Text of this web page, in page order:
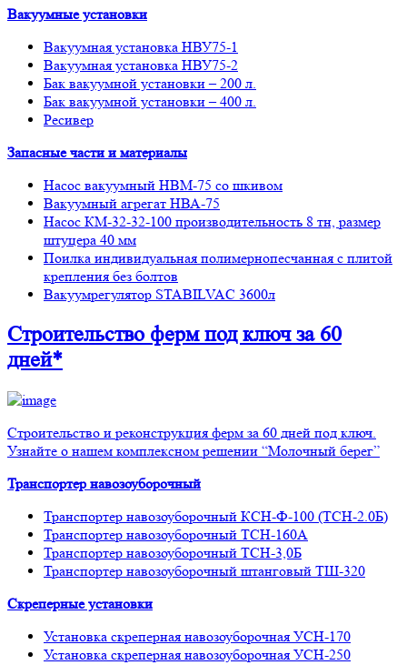
Вакуумные установки
Вакуумная установка НВУ75-1
Вакуумная установка НВУ75-2
Бак вакуумной установки – 200 л.
Бак вакуумной установки – 400 л.
Ресивер
Запасные части и материалы
Насос вакуумный НВМ-75 со шкивом
Вакуумный агрегат НВА-75
Насос КМ-32-32-100 производительность 8 тн, размер
штуцера 40 мм
Поилка индивидуальная полимернопесчанная с плитой
крепления без болтов
Вакуумрегулятор STABILVAC 3600л
Строительство фермпод ключ за 60
дней*
Строительство и реконструкция ферм за 60 дней под ключ.
Узнайте о нашем комплексном решении “Молочный берег”
Транспортер навозоуборочный
Транспортер навозоуборочный КСН-Ф-100 (ТСН-2.0Б)
Транспортер навозоуборочный ТСН-160А
Транспортер навозоуборочный ТСН-3,0Б
Транспортер навозоуборочный штанговый ТШ-320
Скреперные установки
Установка скреперная навозоуборочная УСН-170
Установка скреперная навозоуборочная УСН-250